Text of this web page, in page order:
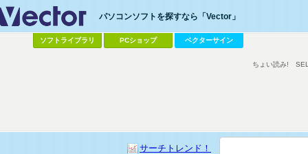
パソコンソフトを探すなら「Vector」
ソフトライブラリ PCショップ ベクターサイン
サーチトレンド！
ちょい読み!